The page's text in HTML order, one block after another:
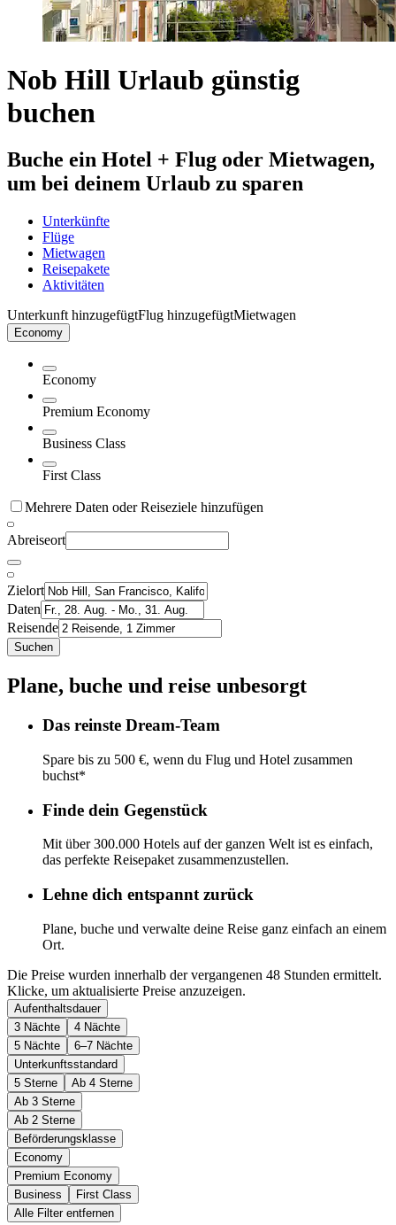
Nob Hill Urlaub günstig
buchen
Buche ein Hotel + Flug oder Mietwagen,
um bei deinem Urlaub zu sparen
Unterkünfte
Flüge
Mietwagen
Reisepakete
Aktivitäten
Unterkunft hinzugefügtFlug hinzugefügtMietwagen
Economy
Economy
Premium Economy
Business Class
First Class
Mehrere Daten oder Reiseziele hinzufügen
Abreiseort
Zielort
Daten
Reisende
Suchen
Plane, buche und reise unbesorgt
Das reinste Dream-Team
Spare bis zu 500 €, wenn du Flug und Hotel zusammen
buchst*
Finde dein Gegenstück
Mit über 300.000 Hotels auf der ganzen Welt ist es einfach,
das perfekte Reisepaket zusammenzustellen.
Lehne dich entspannt zurück
Plane, buche und verwalte deine Reise ganz einfach an einem
Ort.
Die Preise wurden innerhalb der vergangenen 48 Stunden ermittelt.
Klicke, um aktualisierte Preise anzuzeigen.
Aufenthaltsdauer
3 Nächte
4 Nächte
5 Nächte
6–7 Nächte
Unterkunftsstandard
5 Sterne
Ab 4 Sterne
Ab 3 Sterne
Ab 2 Sterne
Beförderungsklasse
Economy
Premium Economy
Business
First Class
Alle Filter entfernen